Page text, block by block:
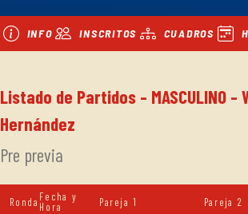
INFO INSCRITOS CUADROS
Listado de Partidos - MASCULINO -
Hernández
Pre previa
Ronda Fecha y
Hora
Pareja 1 Pareja 2